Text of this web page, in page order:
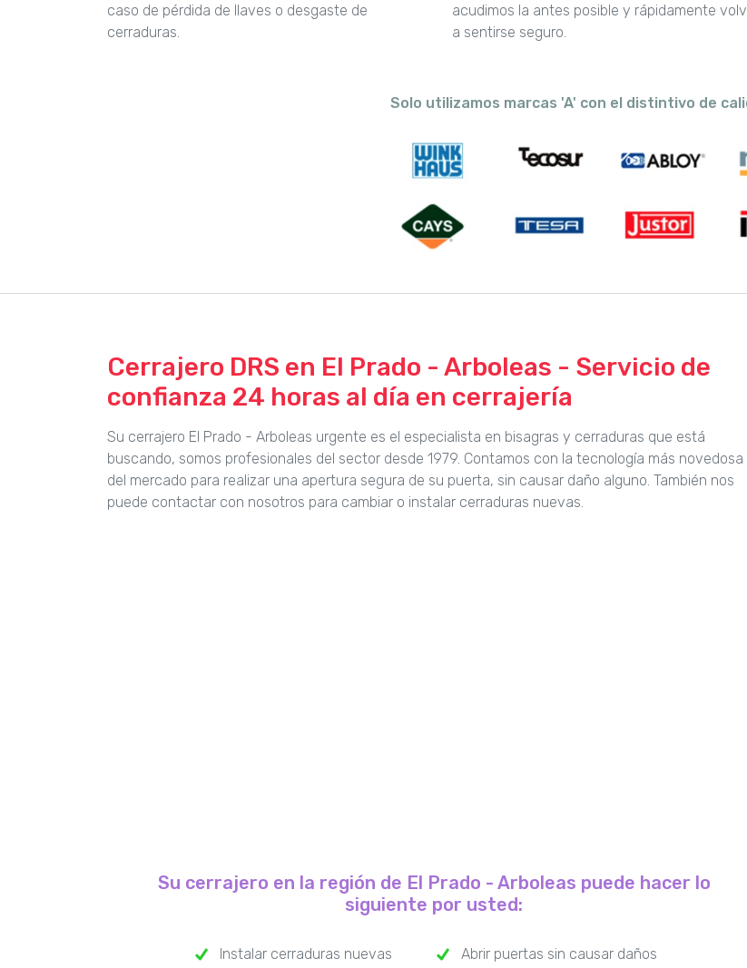
caso de pérdida de llaves o desgaste de
cerraduras.
acudimos la antes posible y rápidamente
a sentirse seguro.
Solo utilizamos marcas 'A' con el distintivo de
Cerrajero DRS en El Prado - Arboleas - Servicio de
confianza 24 horas al día en cerrajería
Su cerrajero El Prado - Arboleas urgente es el especialista en bisagras y cerraduras que está
buscando, somos profesionales del sector desde 1979. Contamos con la tecnología más novedosa
del mercado para realizar una apertura segura de su puerta, sin causar daño alguno. También nos
puede contactar con nosotros para cambiar o instalar cerraduras nuevas.
Su cerrajero en la región de El Prado - Arboleas puede hacer lo
siguiente por usted:
Instalar cerraduras nuevas
Abrir puertas sin causar daños